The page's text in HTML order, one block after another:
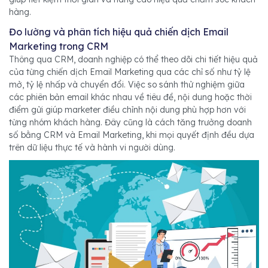
hàng.
Đo lường và phân tích hiệu quả chiến dịch Email
Marketing trong CRM
Thông qua CRM, doanh nghiệp có thể theo dõi chi tiết hiệu quả
của từng chiến dịch Email Marketing qua các chỉ số như tỷ lệ
mở, tỷ lệ nhấp và chuyển đổi. Việc so sánh thử nghiệm giữa
các phiên bản email khác nhau về tiêu đề, nội dung hoặc thời
điểm gửi giúp marketer điều chỉnh nội dung phù hợp hơn với
từng nhóm khách hàng. Đây cũng là cách tăng trưởng doanh
số bằng CRM và Email Marketing, khi mọi quyết định đều dựa
trên dữ liệu thực tế và hành vi người dùng.